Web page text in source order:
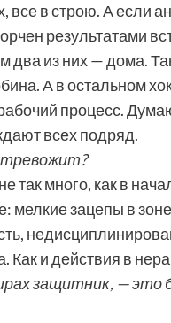
все в строю. А если
результатами
два из них — дома.
А в остальном
процесс.
всех подряд.
тревожит?
много, как в
мелкие зацепы в
Как и действия в
защитник, —